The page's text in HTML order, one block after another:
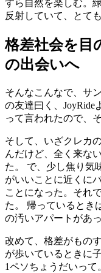
すら自然を楽しむ。
反射していて、とて
格差社会を目
の出会いへ
そんなこんなで、サ
の友達曰く、JoyRide
って言われたので、
そして、いざクレカ
んだけど、全く来な
た。 で、少し焦り気
がいいことに近くに
ことになった。それ
た。 帰っているとき
の汚いアパートがあ
改めて、格差がもの
が歩いているときに
1ペソちょうだいっ